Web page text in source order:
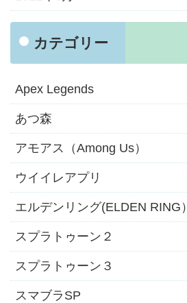
カテゴリー
Apex Legends
あつ森
アモアス（Among Us）
ウイイレアプリ
エルデンリング(ELDEN RING）
スプラトゥーン２
スプラトゥーン３
スマブラSP